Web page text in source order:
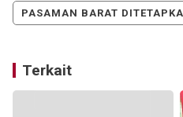
PASAMAN BARAT
Terkait